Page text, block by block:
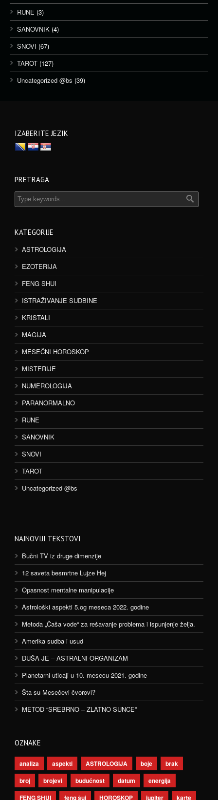
RUNE (3)
SANOVNIK (4)
SNOVI (67)
TAROT (127)
Uncategorized @bs (39)
IZABERITE JEZIK
PRETRAGA
KATEGORIJE
ASTROLOGIJA
EZOTERIJA
FENG SHUI
ISTRAŽIVANJE SUDBINE
KRISTALI
MAGIJA
MESEČNI HOROSKOP
MISTERIJE
NUMEROLOGIJA
PARANORMALNO
RUNE
SANOVNIK
SNOVI
TAROT
Uncategorized @bs
NAJNOVIJI TEKSTOVI
Bučni TV iz druge dimenzije
12 saveta besmrtne Lujze Hej
Opasnost mentalne manipulacije
Astrološki aspekti 5.og meseca 2022. godine
Metoda „Čaša vode“ za rešavanje problema i ispunjenje želja.
Amerika sudba i usud
DUŠA JE – ASTRALNI ORGANIZAM
Planetarni uticaji u 10. mesecu 2021. godine
Šta su Mesečevi čvorovi?
METOD “SREBRNO – ZLATNO SUNCE”
OZNAKE
analiza aspekti ASTROLOGIJA boje
brak
broj
brojevi budućnost datum
energija
FENG SHUI
feng šui HOROSKOP jupiter karte